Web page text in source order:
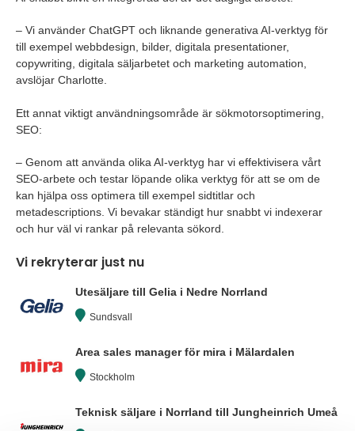
– Vi använder ChatGPT och liknande generativa AI-verktyg för
till exempel webbdesign, bilder, digitala presentationer,
copywriting, digitala säljarbetet och marketing automation,
avslöjar Charlotte.
Ett annat viktigt användningsområde är sökmotorsoptimering,
SEO:
– Genom att använda olika AI-verktyg har vi effektivisera vårt
SEO-arbete och testar löpande olika verktyg för att se om de
kan hjälpa oss optimera till exempel sidtitlar och
metadescriptions. Vi bevakar ständigt hur snabbt vi indexerar
och hur väl vi rankar på relevanta sökord.
Vi rekryterar just nu
Utesäljare till Gelia i Nedre Norrland
Sundsvall
Area sales manager för mira i Mälardalen
Stockholm
Teknisk säljare i Norrland till Jungheinrich Umeå